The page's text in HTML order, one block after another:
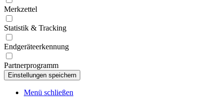
Merkzettel
Statistik & Tracking
Endgeräteerkennung
Partnerprogramm
Menü schließen